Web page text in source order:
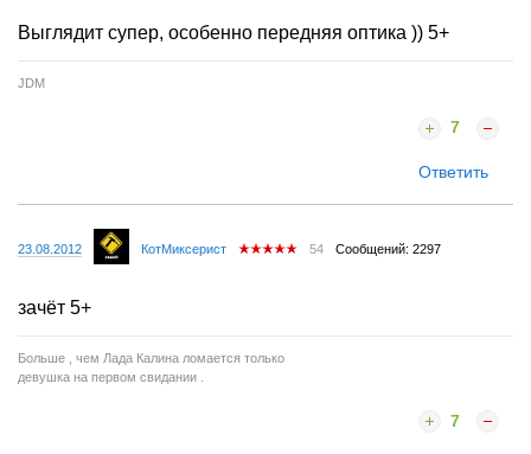
Выглядит супер, особенно передняя оптика )) 5+
JDM
7
Ответить
23.08.2012 КотМиксерист 54 Сообщений: 2297
зачёт 5+
Больше , чем Лада Калина ломается только
девушка на первом свидании .
7